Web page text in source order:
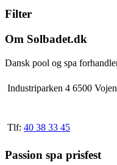
flere
Mulighederne
kan
vælges
på
Filter
Om Solbadet.dk
Dansk pool og spa
Industriparken 4 6500
Tlf: 40 38 33 45
Passion spa prisfest